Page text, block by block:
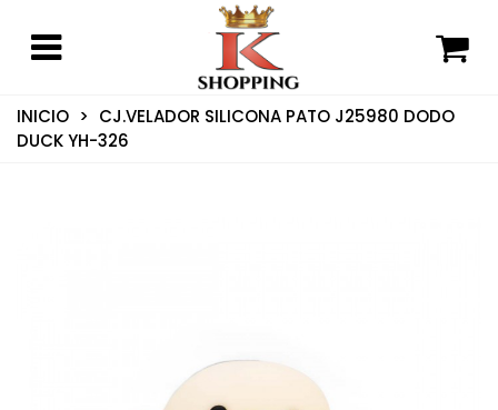
INICIO > CJ.VELADOR SILICONA PATO J25980 DODO
DUCK YH-326